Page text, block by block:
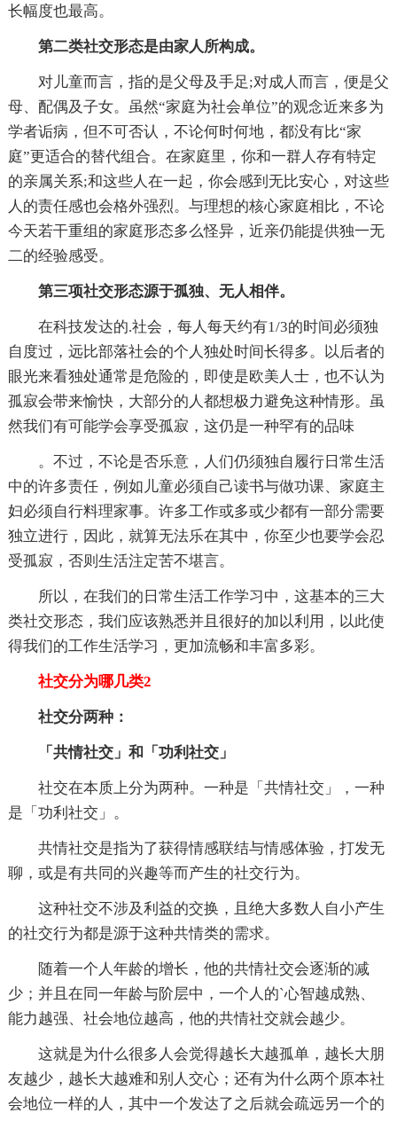
长幅度也最高。
第二类社交形态是由家人所构成。
对儿童而言，指的是父母及手足;对成人而言，便是父
母、配偶及子女。虽然“家庭为社会单位”的观念近来多为
学者诟病，但不可否认，不论何时何地，都没有比“家
庭”更适合的替代组合。在家庭里，你和一群人存有特定
的亲属关系;和这些人在一起，你会感到无比安心，对这些
人的责任感也会格外强烈。与理想的核心家庭相比，不论
今天若干重组的家庭形态多么怪异，近亲仍能提供独一无
二的经验感受。
第三项社交形态源于孤独、无人相伴。
在科技发达的.社会，每人每天约有1/3的时间必须独
自度过，远比部落社会的个人独处时间长得多。以后者的
眼光来看独处通常是危险的，即使是欧美人士，也不认为
孤寂会带来愉快，大部分的人都想极力避免这种情形。虽
然我们有可能学会享受孤寂，这仍是一种罕有的品味
。不过，不论是否乐意，人们仍须独自履行日常生活
中的许多责任，例如儿童必须自己读书与做功课、家庭主
妇必须自行料理家事。许多工作或多或少都有一部分需要
独立进行，因此，就算无法乐在其中，你至少也要学会忍
受孤寂，否则生活注定苦不堪言。
所以，在我们的日常生活工作学习中，这基本的三大
类社交形态，我们应该熟悉并且很好的加以利用，以此使
得我们的工作生活学习，更加流畅和丰富多彩。
社交分为哪几类2
社交分两种：
「共情社交」和「功利社交」
社交在本质上分为两种。一种是「共情社交」，一种
是「功利社交」。
共情社交是指为了获得情感联结与情感体验，打发无
聊，或是有共同的兴趣等而产生的社交行为。
这种社交不涉及利益的交换，且绝大多数人自小产生
的社交行为都是源于这种共情类的需求。
随着一个人年龄的增长，他的共情社交会逐渐的减
少；并且在同一年龄与阶层中，一个人的`心智越成熟、
能力越强、社会地位越高，他的共情社交就会越少。
这就是为什么很多人会觉得越长大越孤单，越长大朋
友越少，越长大越难和别人交心；还有为什么两个原本社
会地位一样的人，其中一个发达了之后就会疏远另一个的